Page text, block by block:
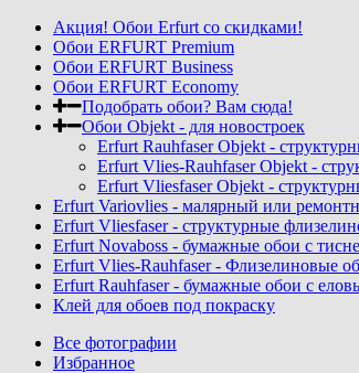
Акция! Обои Erfurt со скидками!
Обои ERFURT Premium
Обои ERFURT Business
Обои ERFURT Economy
Подобрать обои? Вам сюда!
Обои Objekt - для новостроек
Erfurt Rauhfaser Objekt -
Erfurt Vlies-Rauhfaser Objekt -
Erfurt Vliesfaser Objekt -
Erfurt Variovlies - малярный или
Erfurt Vliesfaser - структурные
Erfurt Novaboss - бумажные обои с
Erfurt Vlies-Rauhfaser - Флизелиновые
Erfurt Rauhfaser - бумажные обои с
Клей для обоев под покраску
Все фотографии
Избранное